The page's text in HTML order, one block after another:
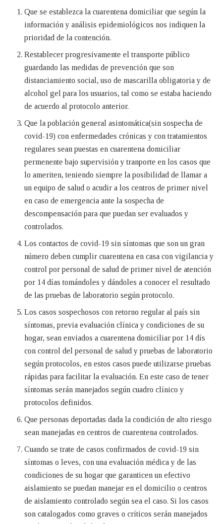
Que se establezca la cuarentena domiciliar que según la
información y análisis epidemiológicos nos indiquen la
prioridad de la contención.
Restablecer progresivamente el transporte público
guardando las medidas de prevención que son
distanciamiento social, uso de mascarilla obligatoria y de
alcohol gel para los usuarios, tal como se estaba haciendo
de acuerdo al protocolo anterior.
Que la población general asintomática(sin sospecha de
covid-19) con enfermedades crónicas y con tratamientos
regulares sean puestas en cuarentena domiciliar
permenente bajo supervisión y tranporte en los casos que
lo ameriten, teniendo siempre la posibilidad de llamar a
un equipo de salud o acudir a los centros de primer nivel
en caso de emergencia ante la sospecha de
descompensación para que puedan ser evaluados y
controlados.
Los contactos de covid-19 sin síntomas que son un gran
número deben cumplir cuarentena en casa con vigilancia y
control por personal de salud de primer nivel de atención
por 14 días tomándoles y dándoles a conocer el resultado
de las pruebas de laboratorio según protocolo.
Los casos sospechosos con retorno regular al país sin
síntomas, previa evaluación clínica y condiciones de su
hogar, sean enviados a cuarentena domiciliar por 14 dís
con control del personal de salud y pruebas de laboratorio
según protocolos, en estos casos puede utilizarse pruebas
rápidas para facilitar la evaluación. En este caso de tener
síntomas serán manejados según cuadro clínico y
protocolos definidos.
Que personas deportadas dada la condición de alto riesgo
sean manejadas en centros de cuarentena controlados.
Cuando se trate de casos confirmados de covid-19 sin
síntomas o leves, con una evaluación médica y de las
condiciones de su hogar que garanticen un efectivo
aislamiento se puedan manejar en el domicilio o centros
de aislamiento controlado según sea el caso. Si los casos
son catalogados como graves o críticos serán manejados